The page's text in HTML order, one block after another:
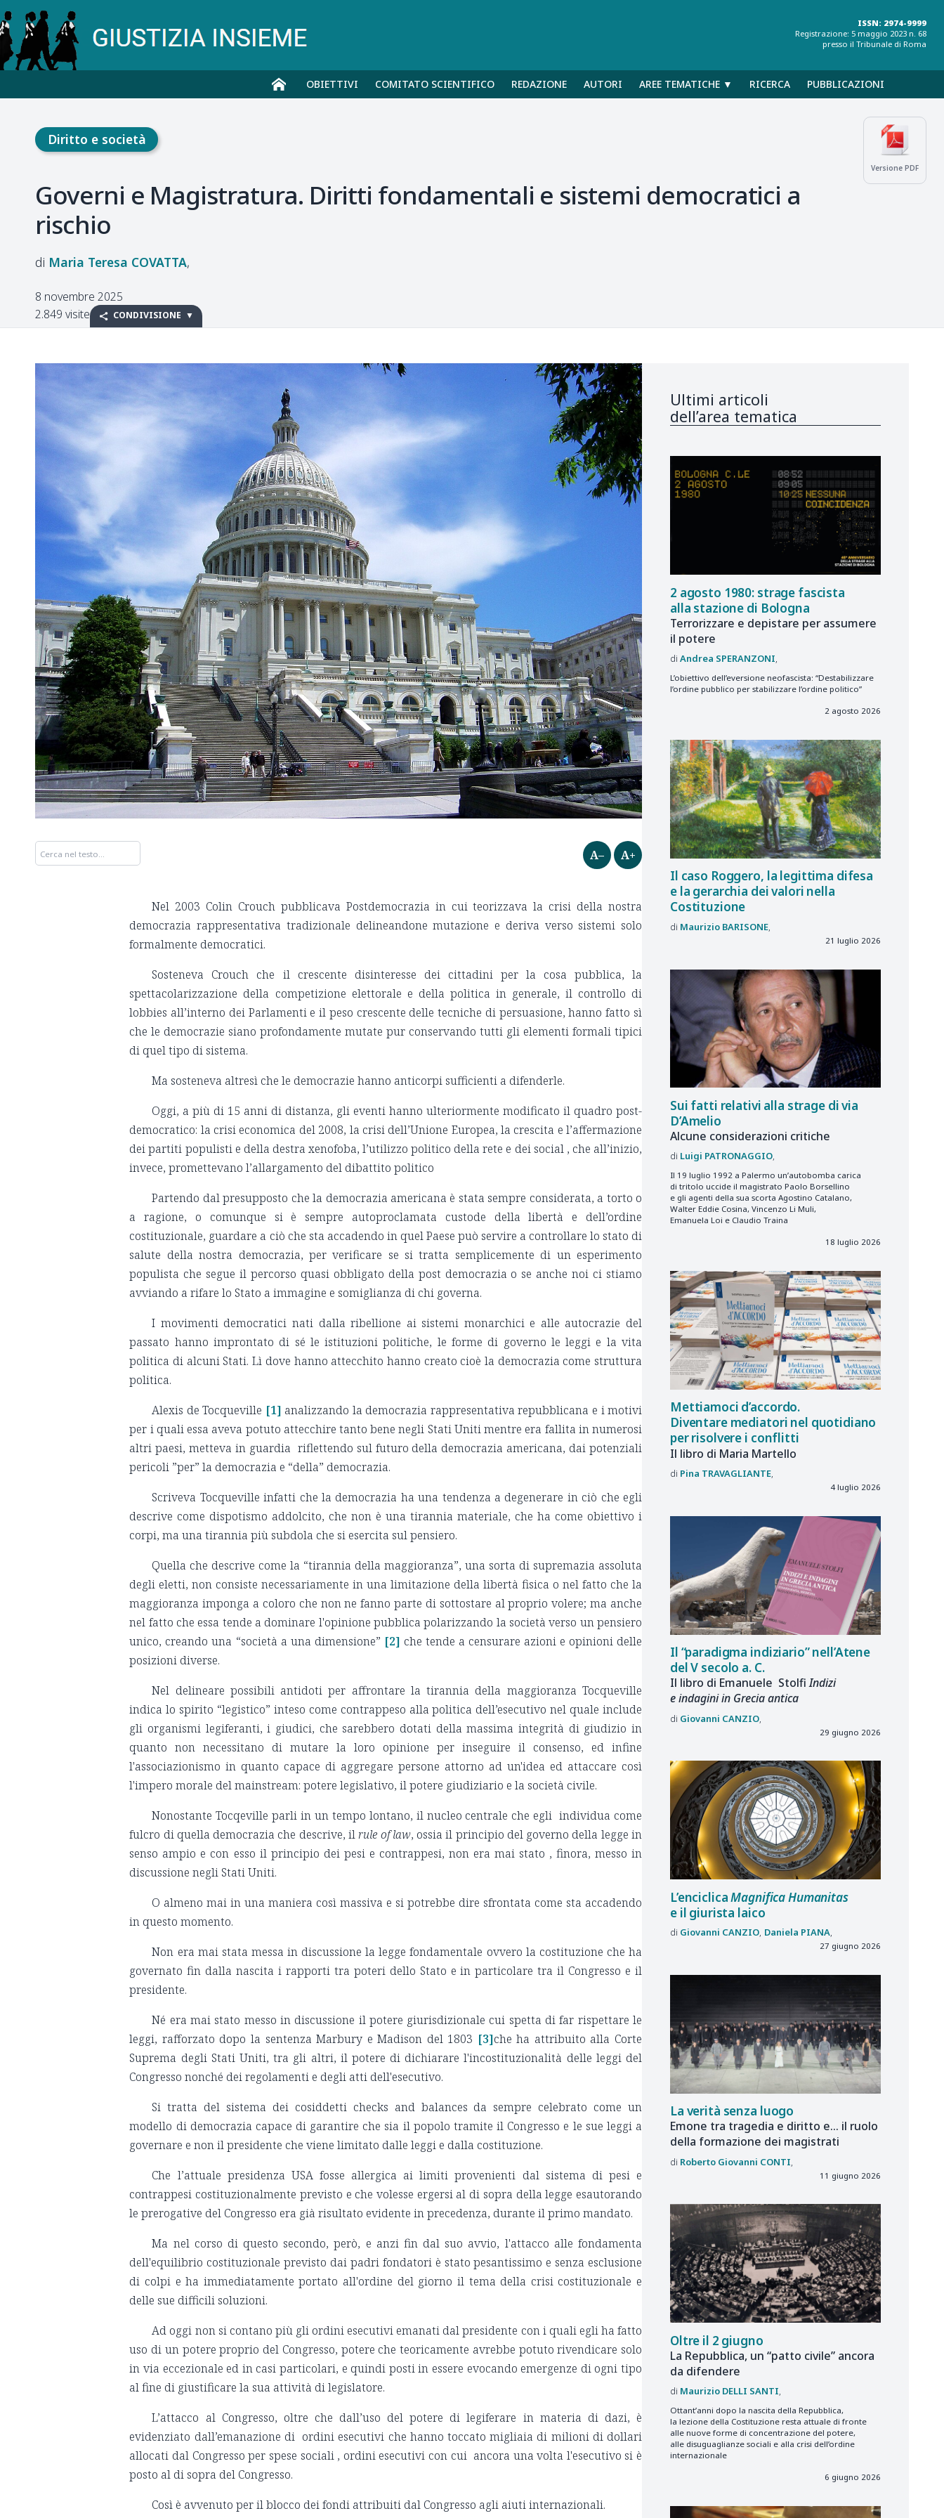
ISSN: 2974-9999
Registrazione: 5 maggio 2023 n. 68
presso il Tribunale di Roma
OBIETTIVI COMITATO SCIENTIFICO REDAZIONE AUTORI AREE TEMATICHE ▼ RICERCA PUBBLICAZIONI
Versione PDF
Diritto e società
Governi e Magistratura. Diritti fondamentali e sistemi democratici a
rischio
Maria Teresa COVATTA
8 novembre 2025
2.849 visite
CONDIVISIONE
A– A+
Nel 2003 Colin Crouch pubblicava Postdemocrazia in cui teorizzava la crisi della nostra
democrazia rappresentativa tradizionale delineandone mutazione e deriva verso sistemi solo
formalmente democratici.
Sosteneva Crouch che il crescente disinteresse dei cittadini per la cosa pubblica, la
spettacolarizzazione della competizione elettorale e della politica in generale, il controllo di
lobbies all’interno dei Parlamenti e il peso crescente delle tecniche di persuasione, hanno fatto sì
che le democrazie siano profondamente mutate pur conservando tutti gli elementi formali tipici
di quel tipo di sistema.
Ma sosteneva altresì che le democrazie hanno anticorpi sufficienti a difenderle.
Oggi, a più di 15 anni di distanza, gli eventi hanno ulteriormente modificato il quadro post-
democratico: la crisi economica del 2008, la crisi dell’Unione Europea, la crescita e l’affermazione
dei partiti populisti e della destra xenofoba, l’utilizzo politico della rete e dei social , che all’inizio,
invece, promettevano l’allargamento del dibattito politico
Partendo dal presupposto che la democrazia americana è stata sempre considerata, a torto o
a ragione, o comunque si è sempre autoproclamata custode della libertà e dell’ordine
costituzionale, guardare a ciò che sta accadendo in quel Paese può servire a controllare lo stato di
salute della nostra democrazia, per verificare se si tratta semplicemente di un esperimento
populista che segue il percorso quasi obbligato della post democrazia o se anche noi ci stiamo
avviando a rifare lo Stato a immagine e somiglianza di chi governa.
I movimenti democratici nati dalla ribellione ai sistemi monarchici e alle autocrazie del
passato hanno improntato di sé le istituzioni politiche, le forme di governo le leggi e la vita
politica di alcuni Stati. Lì dove hanno attecchito hanno creato cioè la democrazia come struttura
politica.
Alexis de Tocqueville [1] analizzando la democrazia rappresentativa repubblicana e i motivi
per i quali essa aveva potuto attecchire tanto bene negli Stati Uniti mentre era fallita in numerosi
altri paesi, metteva in guardia riflettendo sul futuro della democrazia americana, dai potenziali
pericoli ”per” la democrazia e “della” democrazia.
Scriveva Tocqueville infatti che la democrazia ha una tendenza a degenerare in ciò che egli
descrive come dispotismo addolcito, che non è una tirannia materiale, che ha come obiettivo i
corpi, ma una tirannia più subdola che si esercita sul pensiero.
Quella che descrive come la “tirannia della maggioranza”, una sorta di supremazia assoluta
degli eletti, non consiste necessariamente in una limitazione della libertà fisica o nel fatto che la
maggioranza imponga a coloro che non ne fanno parte di sottostare al proprio volere; ma anche
nel fatto che essa tende a dominare l'opinione pubblica polarizzando la società verso un pensiero
unico, creando una “società a una dimensione” [2] che tende a censurare azioni e opinioni delle
posizioni diverse.
Nel delineare possibili antidoti per affrontare la tirannia della maggioranza Tocqueville
indica lo spirito “legistico” inteso come contrappeso alla politica dell’esecutivo nel quale include
gli organismi legiferanti, i giudici, che sarebbero dotati della massima integrità di giudizio in
quanto non necessitano di mutare la loro opinione per inseguire il consenso, ed infine
l'associazionismo in quanto capace di aggregare persone attorno ad un'idea ed attaccare così
l'impero morale del mainstream: potere legislativo, il potere giudiziario e la società civile.
Nonostante Tocqeville parli in un tempo lontano, il nucleo centrale che egli individua come
fulcro di quella democrazia che descrive, ilrule of law, ossia il principio del governo della legge in
senso ampio e con esso il principio dei pesi e contrappesi, non era mai stato , finora, messo in
discussione negli Stati Uniti.
O almeno mai in una maniera così massiva e si potrebbe dire sfrontata come sta accadendo
in questo momento.
Non era mai stata messa in discussione la legge fondamentale ovvero la costituzione che ha
governato fin dalla nascita i rapporti tra poteri dello Stato e in particolare tra il Congresso e il
presidente.
Né era mai stato messo in discussione il potere giurisdizionale cui spetta di far rispettare le
leggi, rafforzato dopo la sentenza Marbury e Madison del 1803 [3]che ha attribuito alla Corte
Suprema degli Stati Uniti, tra gli altri, il potere di dichiarare l'incostituzionalità delle leggi del
Congresso nonché dei regolamenti e degli atti dell'esecutivo.
Si tratta del sistema dei cosiddetti checks and balances da sempre celebrato come un
modello di democrazia capace di garantire che sia il popolo tramite il Congresso e le sue leggi a
governare e non il presidente che viene limitato dalle leggi e dalla costituzione.
Che l’attuale presidenza USA fosse allergica ai limiti provenienti dal sistema di pesi e
contrappesi costituzionalmente previsto e che volesse ergersi al di sopra della legge esautorando
le prerogative del Congresso era già risultato evidente in precedenza, durante il primo mandato.
Ma nel corso di questo secondo, però, e anzi fin dal suo avvio, l'attacco alle fondamenta
dell'equilibrio costituzionale previsto dai padri fondatori è stato pesantissimo e senza esclusione
di colpi e ha immediatamente portato all'ordine del giorno il tema della crisi costituzionale e
delle sue difficili soluzioni.
Ad oggi non si contano più gli ordini esecutivi emanati dal presidente con i quali egli ha fatto
uso di un potere proprio del Congresso, potere che teoricamente avrebbe potuto rivendicare solo
in via eccezionale ed in casi particolari, e quindi posti in essere evocando emergenze di ogni tipo
al fine di giustificare la sua attività di legislatore.
L’attacco al Congresso, oltre che dall’uso del potere di legiferare in materia di dazi, è
evidenziato dall’emanazione di ordini esecutivi che hanno toccato migliaia di milioni di dollari
allocati dal Congresso per spese sociali , ordini esecutivi con cui ancora una volta l'esecutivo si è
posto al di sopra del Congresso.
Così è avvenuto per il blocco dei fondi attribuiti dal Congresso agli aiuti internazionali.
Ultimi articoli
dell’area tematica
2 agosto 1980: strage fascista
alla stazione di Bologna
Terrorizzare e depistare per assumere
il potere
Andrea SPERANZONI
L’obiettivo dell’eversione neofascista: “Destabilizzare
l’ordine pubblico per stabilizzare l’ordine politico”
2 agosto 2026
Il caso Roggero, la legittima difesa
e la gerarchia dei valori nella
Costituzione
Maurizio BARISONE
21 luglio 2026
Sui fatti relativi alla strage di via
D’Amelio
Alcune considerazioni critiche
Luigi PATRONAGGIO
Il 19 luglio 1992 a Palermo un’autobomba carica
di tritolo uccide il magistrato Paolo Borsellino
e gli agenti della sua scorta Agostino Catalano,
Walter Eddie Cosina, Vincenzo Li Muli,
Emanuela Loi e Claudio Traina
18 luglio 2026
Mettiamoci d’accordo.
Diventare mediatori nel quotidiano
per risolvere i conflitti
Il libro di Maria Martello
Pina TRAVAGLIANTE
4 luglio 2026
Il “paradigma indiziario” nell’Atene
del V secolo a. C.
Il libro di Emanuele StolfiIndizi
e indagini in Grecia antica
Giovanni CANZIO
29 giugno 2026
L’enciclicaMagnifica Humanitas
e il giurista laico
Giovanni CANZIO Daniela PIANA
27 giugno 2026
La verità senza luogo
Emone tra tragedia e diritto e... il ruolo
della formazione dei magistrati
Roberto Giovanni CONTI
11 giugno 2026
Oltre il 2 giugno
La Repubblica, un “patto civile” ancora
da difendere
Maurizio DELLI SANTI
Ottant’anni dopo la nascita della Repubblica,
la lezione della Costituzione resta attuale di fronte
alle nuove forme di concentrazione del potere,
alle disuguaglianze sociali e alla crisi dell’ordine
internazionale
6 giugno 2026